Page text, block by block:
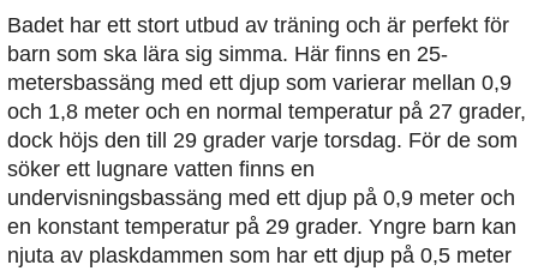
Badet har ett stort utbud av träning och är perfekt för
barn som ska lära sig simma. Här finns en 25-
metersbassäng med ett djup som varierar mellan 0,9
och 1,8 meter och en normal temperatur på 27 grader,
dock höjs den till 29 grader varje torsdag. För de som
söker ett lugnare vatten finns en
undervisningsbassäng med ett djup på 0,9 meter och
en konstant temperatur på 29 grader. Yngre barn kan
njuta av plaskdammen som har ett djup på 0,5 meter